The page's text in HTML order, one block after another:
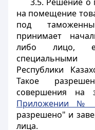
на помещение
под
принимает
либо лицо,
Республики
Такое
совершения на
Приложении №
разрешено" и
лица.